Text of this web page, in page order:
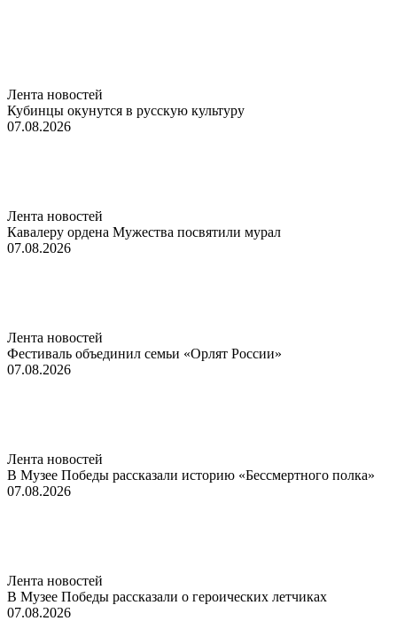
Лента новостей
Кубинцы окунутся в русскую культуру
07.08.2026
Лента новостей
Кавалеру ордена Мужества посвятили мурал
07.08.2026
Лента новостей
Фестиваль объединил семьи «Орлят России»
07.08.2026
Лента новостей
В Музее Победы рассказали историю «Бессмертного полка»
07.08.2026
Лента новостей
В Музее Победы рассказали о героических летчиках
07.08.2026